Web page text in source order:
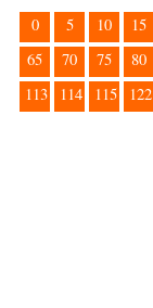
0 5 10 15
65
70 75 80
113 114 115 122